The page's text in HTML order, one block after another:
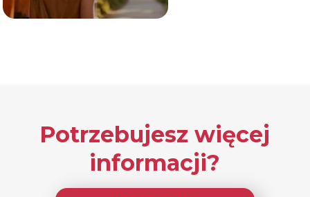
Potrzebujesz więcej
informacji?